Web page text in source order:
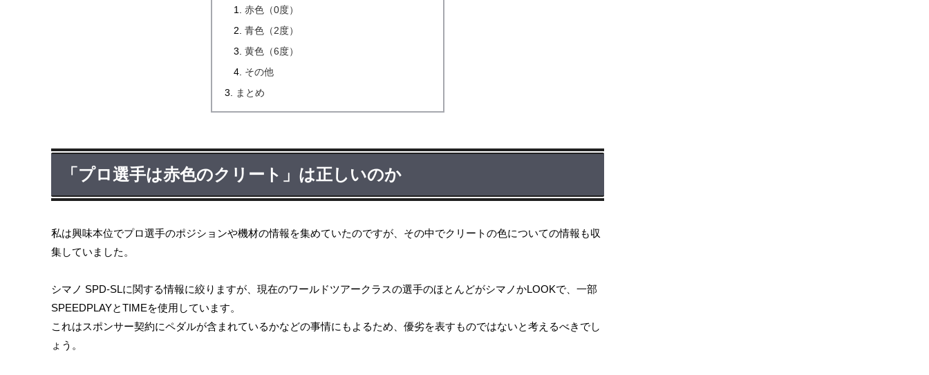
赤色（0度）
青色（2度）
黄色（6度）
その他
まとめ
「プロ選手は赤色のクリート」は正しいのか
私は興味本位でプロ選手のポジションや機材の情報を集めていたのですが、その中でクリートの色についての情報も収
集していました。
シマノ SPD-SLに関する情報に絞りますが、現在のワールドツアークラスの選手のほとんどがシマノかLOOKで、一部
SPEEDPLAYとTIMEを使用しています。
これはスポンサー契約にペダルが含まれているかなどの事情にもよるため、優劣を表すものではないと考えるべきでし
ょう。